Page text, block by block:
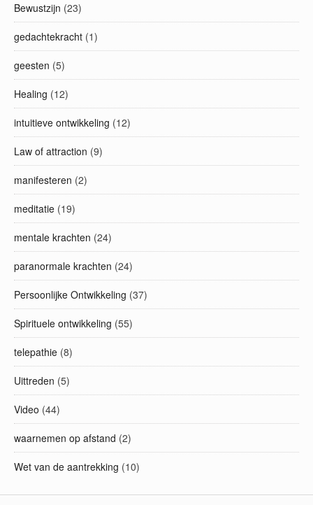
Bewustzijn (23)
gedachtekracht (1)
geesten (5)
Healing (12)
intuitieve ontwikkeling (12)
Law of attraction (9)
manifesteren (2)
meditatie (19)
mentale krachten (24)
paranormale krachten (24)
Persoonlijke Ontwikkeling (37)
Spirituele ontwikkeling (55)
telepathie (8)
Uittreden (5)
Video (44)
waarnemen op afstand (2)
Wet van de aantrekking (10)